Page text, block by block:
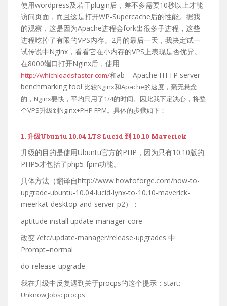
使用wordpress及若干plugin后，差不多需要10秒以上才能
访问页面，而且这是打开WP-Supercache后的性能。据我
的观察，这是因为Apache进程会fork出很多子进程，这些
进程吃掉了有限的VPS内存。2月的最后一天，我决定试一
试传说中Nginx，看看它在小内存的VPS上表现是否优异。
在8000端口打开Nginx后，使用
http://whichloadsfaster.com/和ab – Apache HTTP server
benchmarking tool 比较Nginx和Apache的速度，毫无悬念
的，Nginx要快，平均只用了1/4的时间。因此我下定决心，将整
个VPS升级到Nginx+PHP FPM。具体的步骤如下：
1. 升级Ubuntu 10.04 LTS Lucid 到 10.10 Maverick
升级的目的是使用Ubuntu官方的PHP，因为只有10.10版的
PHP5才包括了php5-fpm功能。
具体方法（翻译自http://www.howtoforge.com/how-to-
upgrade-ubuntu-10.04-lucid-lynx-to-10.10-maverick-
meerkat-desktop-and-server-p2）：
aptitude install update-manager-core
改变 /etc/update-manager/release-upgrades 中
Prompt=normal
do-release-upgrade
我在升级中反复遇到关于procps的这个提示：start:
Unknow Jobs: procps